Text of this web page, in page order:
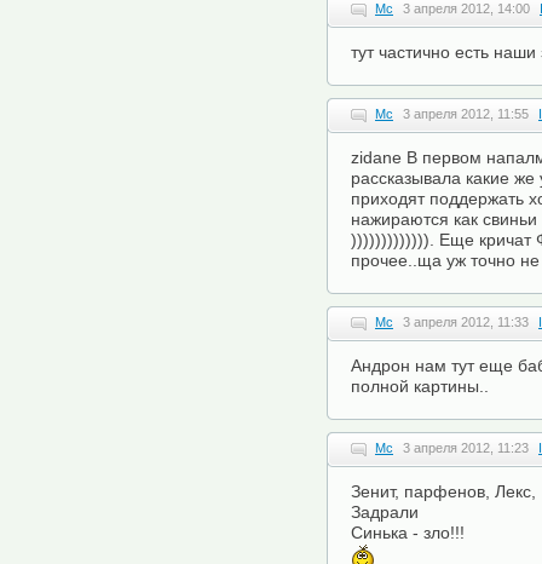
Mc 3 апреля 2012, 14:00
тут частично есть
Mc 3 апреля 2012, 11:55
zidane В первом
рассказывала какие
приходят поддержать
нажираются как
))))))))))))). Еще кричат
прочее..ща уж точно
Mc 3 апреля 2012, 11:33
Андрон нам тут еще
полной картины..
Mc 3 апреля 2012, 11:23
Зенит, парфенов, Лекс,
Задрали
Синька - зло!!!